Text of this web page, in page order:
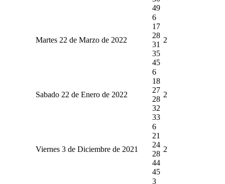
49
Martes 22 de Marzo de 2022
6
17
28
31
35
45
2
Sabado 22 de Enero de 2022
6
18
27
28
32
33
2
Viernes 3 de Diciembre de 2021
6
21
24
28
44
45
2
3